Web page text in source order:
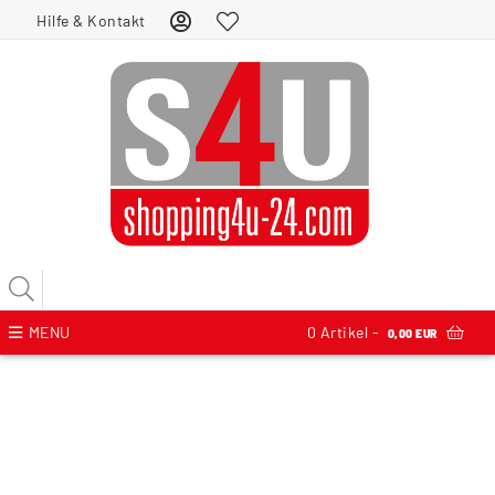
Hilfe & Kontakt
MENU 0 Artikel - 0,00 EUR